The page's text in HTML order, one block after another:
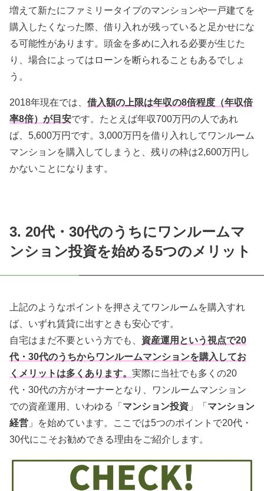
増えて新たにファミリータイプのマンションや一戸建てを
購入したくなった際、借り入れが残っていると足かせにな
る可能性があります。頭金を多めに入れる必要が生じた
り、場合によってはローンを断られることもあるでしょ
う。
2018年現在では、 借入額の上限は年収の8倍程度（年収倍
率8倍）が目安です。たとえば年収700万円の人であれ
ば、5,600万円です。3,000万円を借り入れしてワンルーム
マンションを購入してしまうと、残りの枠は2,600万円し
かないことになります。
3. 20代・30代のうちにワンルームマ
ンション投資を始める5つのメリット
上記のようなポイントを押さえてワンルームを購入すれ
ば、いずれ賃貸に出すときも安心です。
自宅はまだ不要という方でも、 資産運用という視点で20
代・30代のうちからワンルームマンションを購入してお
くメリットは多くあります。 実際に当社でも多くの20
代・30代の方がオーナーとなり、ワンルームマンション
での資産運用、いわゆる「 マンション投資 」「 マンション
経営 」を始めています。ここでは5つのポイントで20代・
30代にこそお勧めできる理由をご紹介します。